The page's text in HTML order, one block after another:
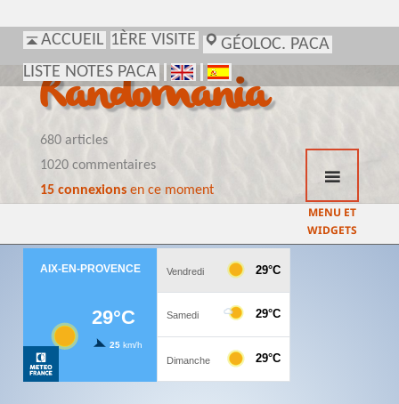
ACCUEIL 1ÈRE VISITE
GÉOLOC. PACA
LISTE NOTES PACA
Randomania
680 articles
1020 commentaires
15 connexionsen ce moment
MENU ET
WIDGETS